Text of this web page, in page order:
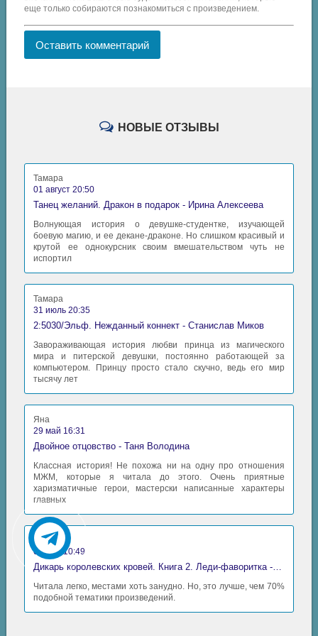
еще только собираются познакомиться с произведением.
Оставить комментарий
НОВЫЕ ОТЗЫВЫ
Тамара
01 август 20:50
Танец желаний. Дракон в подарок - Ирина Алексеева
Волнующая история о девушке-студентке, изучающей
боевую магию, и ее декане-драконе. Но слишком красивый и
крутой ее однокурсник своим вмешательством чуть не
испортил
Тамара
31 июль 20:35
2:5030/Эльф. Нежданный коннект - Станислав Миков
Завораживающая история любви принца из магического
мира и питерской девушки, постоянно работающей за
компьютером. Принцу просто стало скучно, ведь его мир
тысячу лет
Яна
29 май 16:31
Двойное отцовство - Таня Володина
Классная история! Не похожа ни на одну про отношения
МЖМ, которые я читала до этого. Очень приятные
харизматичные герои, мастерски написанные характеры
главных
Аида
06 май 10:49
Дикарь королевских кровей. Книга 2. Леди-фаворитка - Анна Сергеевна Гаврилова
Читала легко, местами хоть занудно. Но, это лучше, чем 70%
подобной тематики произведений.